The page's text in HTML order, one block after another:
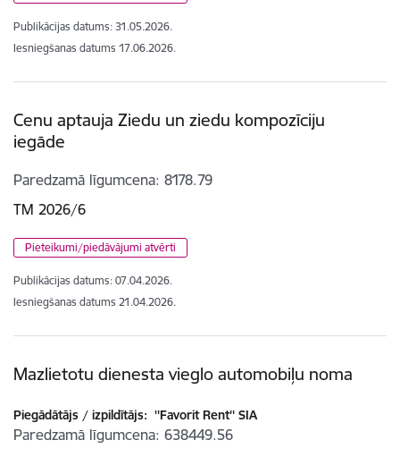
Publikācijas datums: 31.05.2026.
Iesniegšanas datums 17.06.2026.
Cenu aptauja Ziedu un ziedu kompozīciju
iegāde
Paredzamā līgumcena 8178.79
TM 2026/6
Pieteikumi/piedāvājumi atvērti
Publikācijas datums: 07.04.2026.
Iesniegšanas datums 21.04.2026.
Mazlietotu dienesta vieglo automobiļu noma
Piegādātājs / izpildītājs: ''Favorit Rent'' SIA
Paredzamā līgumcena 638449.56